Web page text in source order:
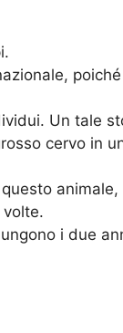
Un tale
cervo in
i due